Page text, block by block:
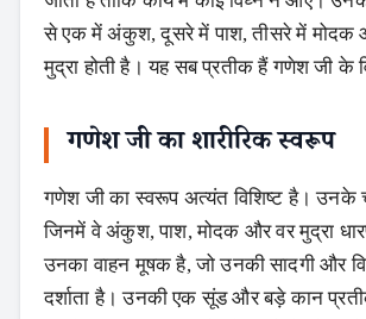
से एक में अंकुश, दूसरे में पाश, तीसरे में मोदक
मुद्रा होती है। यह सब प्रतीक हैं गणेश जी के
गणेश जी का शारीरिक स्वरूप
गणेश जी का स्वरूप अत्यंत विशिष्ट है। उनके
जिनमें वे अंकुश, पाश, मोदक और वर मुद्रा
उनका वाहन मूषक है, जो उनकी सादगी और
दर्शाता है। उनकी एक सूंड और बड़े कान